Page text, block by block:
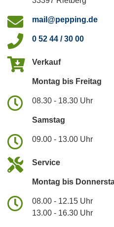
mail@pepping.de
0 52 44 / 30 00
Verkauf
Montag bis Freitag
08.30 - 18.30 Uhr
Samstag
09.00 - 13.00 Uhr
Service
Montag bis
08.00 - 12.15 Uhr
13.00 - 16.30 Uhr